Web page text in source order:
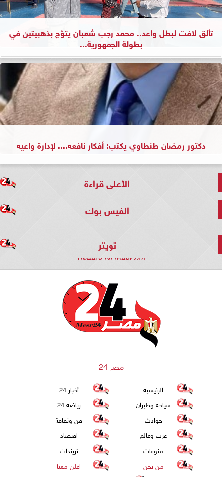
تألق لافت لبطل واعد.. محمد رجب شعبان يتوّج بذهبيتين في
بطولة الجمهورية...
دكتور رمضان طنطاوي يكتب: أفكار نافعه.... لإدارة واعيه
الأعلى قراءة
الفيس بوك
تويتر
Tweets by mesr244
مصر 24
الرئيسية
أخبار 24
سياحة وطيران
رياضة 24
حوادث
فن وثقافة
عرب وعالم
اقتصاد
منوعات
تريندات
من نحن
اعلن معنا